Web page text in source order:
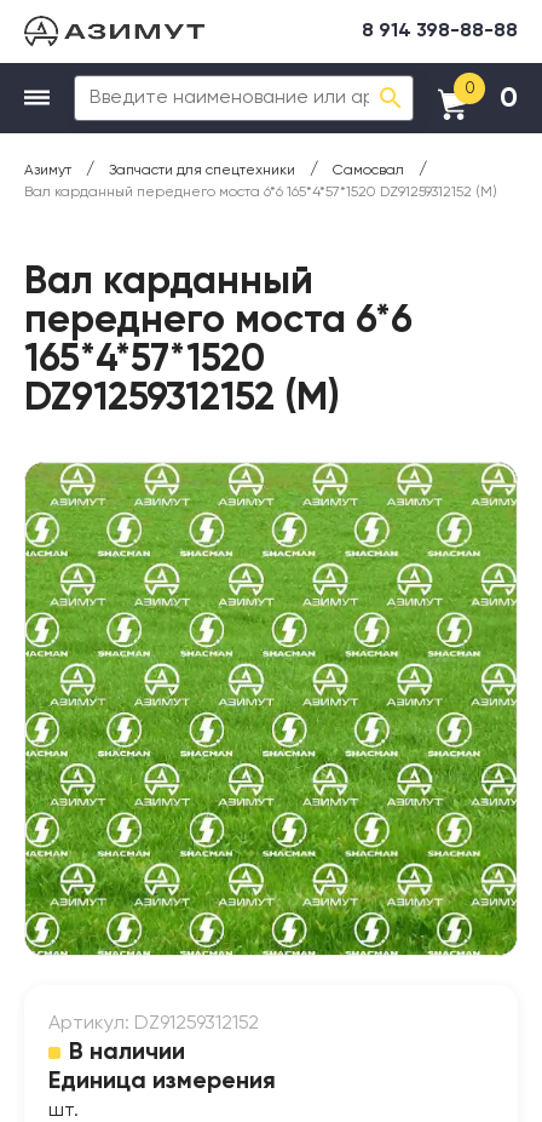
8 914 398-88-88
0 0
Азимут / Запчасти для спецтехники / Самосвал /
Вал карданный переднего моста 6*6 165*4*57*1520 DZ91259312152 (М)
Вал карданный
переднего моста 6*6
165*4*57*1520
DZ91259312152 (М)
Артикул: DZ91259312152
В наличии
Единица измерения
шт.